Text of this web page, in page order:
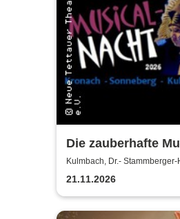
Die zauberhafte
- Neue Tettauer
Theatergruppe
Kulmbach, Dr.- Stammberger-
21.11.2026